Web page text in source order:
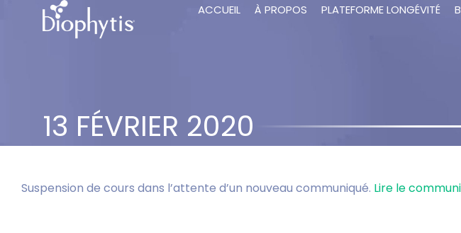
ACCUEIL À PROPOS PLATEFORME LONGÉVITÉ
13 FÉVRIER 2020
Suspension de cours dans l’attente d’un nouveau communiqué. Lire le